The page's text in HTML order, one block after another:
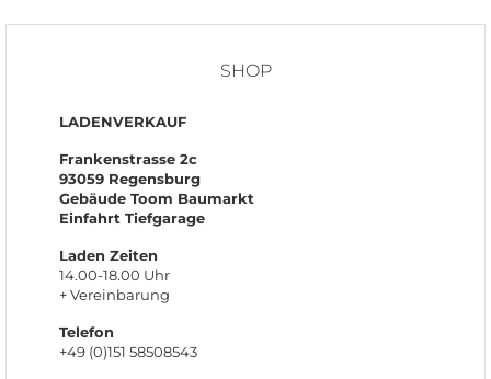
SHOP
LADENVERKAUF
Frankenstrasse 2c
93059 Regensburg
Gebäude Toom Baumarkt
Einfahrt Tiefgarage
Laden Zeiten
14.00-18.00 Uhr
+ Vereinbarung
Telefon
+49 (0)151 58508543